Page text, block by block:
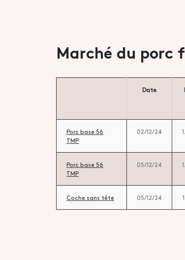
Marché du porc
Date
Porc base 56
TMP
02/12/24
Porc base 56
TMP
05/12/24
Coche sans tête 05/12/24